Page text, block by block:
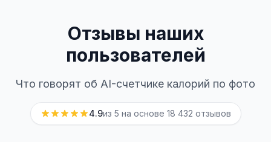
Отзывы наших
пользователей
Что говорят об AI-счетчике калорий по фото
4.9из 5 на основе 18 432 отзывов